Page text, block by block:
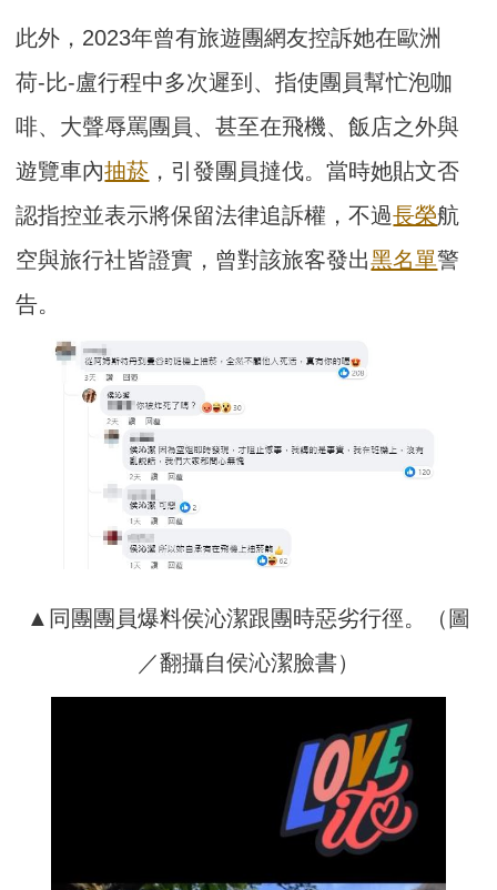
此外，2023年曾有旅遊團網友控訴她在歐洲
荷‑比‑盧行程中多次遲到、指使團員幫忙泡咖
啡、大聲辱罵團員、甚至在飛機、飯店之外與
遊覽車內抽菸 ，引發團員撻伐。當時她貼文否
認指控並表示將保留法律追訴權，不過長榮航
空與旅行社皆證實，曾對該旅客發出黑名單警
告。
▲同團團員爆料侯沁潔跟團時惡劣行徑。（圖
／翻攝自侯沁潔臉書）